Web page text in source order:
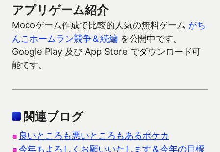
アプリゲーム紹介
Mocoゲーム作成で比較的人気の無料ゲーム がち
んこホームラン競争＆続編 を公開中です。
Google Play 及び App Store でダウンロード可
能です。
関連ブログ
良いところも悪いところもあるポケカ
今年もよろしくお願いいたします＆今年の目標